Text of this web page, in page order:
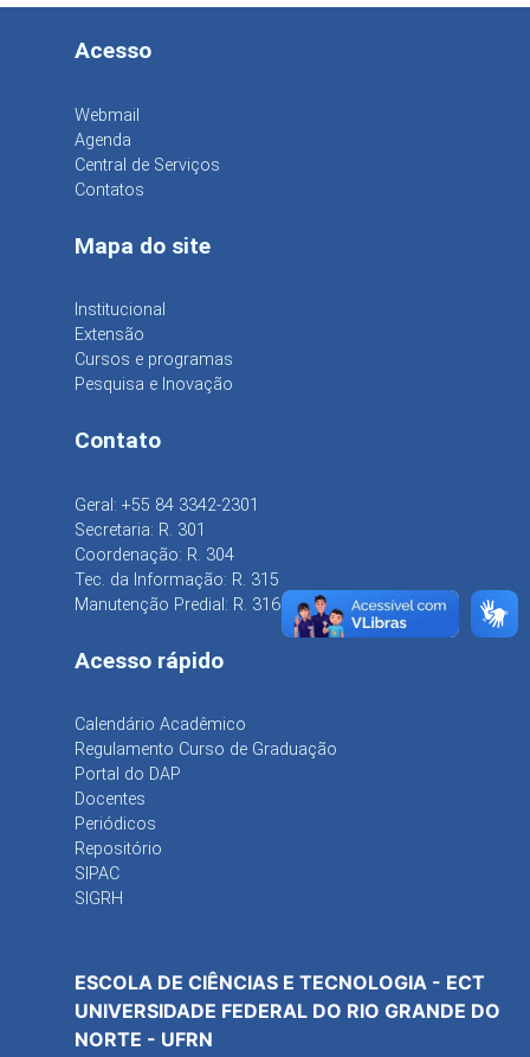
Acesso
Webmail
Agenda
Central de Serviços
Contatos
Mapa do site
Institucional
Extensão
Cursos e programas
Pesquisa e Inovação
Contato
Geral: +55 84 3342-2301
Secretaria: R. 301
Coordenação: R. 304
Tec. da Informação: R. 315
Manutenção Predial: R. 316
Acesso rápido
Calendário Acadêmico
Regulamento Curso de Graduação
Portal do DAP
Docentes
Periódicos
Repositório
SIPAC
SIGRH
ESCOLA DE CIÊNCIAS E TECNOLOGIA - ECT
UNIVERSIDADE FEDERAL DO RIO GRANDE DO
NORTE - UFRN